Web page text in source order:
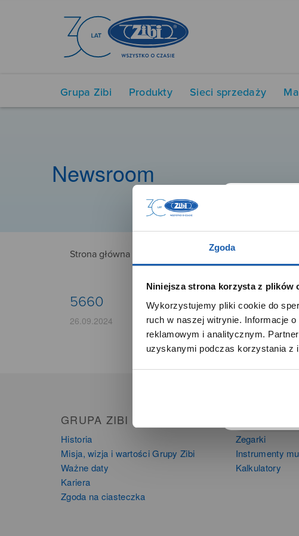
Zgoda
Niniejsza strona korzysta z plików
Wykorzystujemy pliki cookie do
ruch w naszej witrynie. Informacje
reklamowym i analitycznym.
uzyskanymi podczas korzystania z
Grupa Zibi Produkty Sieci sprzedaży
Newsroom
Strona główna
5660
26.09.2024
GRUPA ZIBI
Historia
Misja, wizja i wartości Grupy Zibi
Ważne daty
Kariera
Zgoda na ciasteczka
Zegarki
Instrumenty
Kalkulatory